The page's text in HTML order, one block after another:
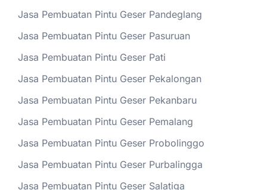
Jasa Pembuatan Pintu Geser Pandeglang
Jasa Pembuatan Pintu Geser Pasuruan
Jasa Pembuatan Pintu Geser Pati
Jasa Pembuatan Pintu Geser Pekalongan
Jasa Pembuatan Pintu Geser Pekanbaru
Jasa Pembuatan Pintu Geser Pemalang
Jasa Pembuatan Pintu Geser Probolinggo
Jasa Pembuatan Pintu Geser Purbalingga
Jasa Pembuatan Pintu Geser Salatiga